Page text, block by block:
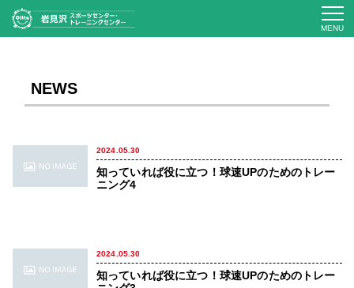
MENU
NEWS
2024.05.30
知っていれば役に立つ！球速UPのためのトレー
ニング4
2024.05.30
知っていれば役に立つ！球速UPのためのトレー